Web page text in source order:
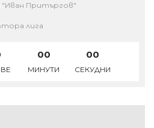
Притъргов"
лига
00
МИНУТИ
00
СЕКУДНИ